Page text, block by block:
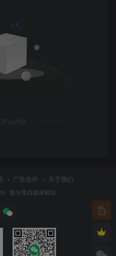
评论内容
广告合作 关于我们
· 微分享自媒体驿站